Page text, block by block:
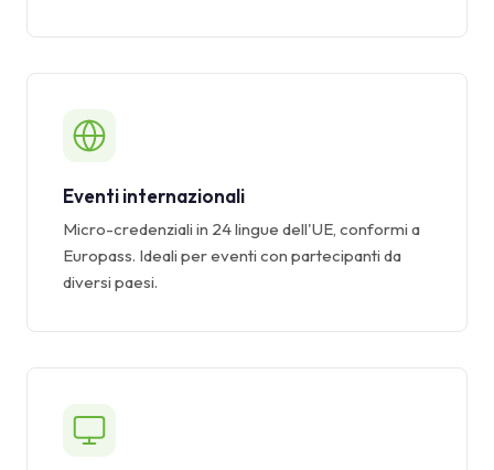
Eventi internazionali
Micro-credenziali in 24 lingue dell'UE, conformi a
Europass. Ideali per eventi con partecipanti da
diversi paesi.